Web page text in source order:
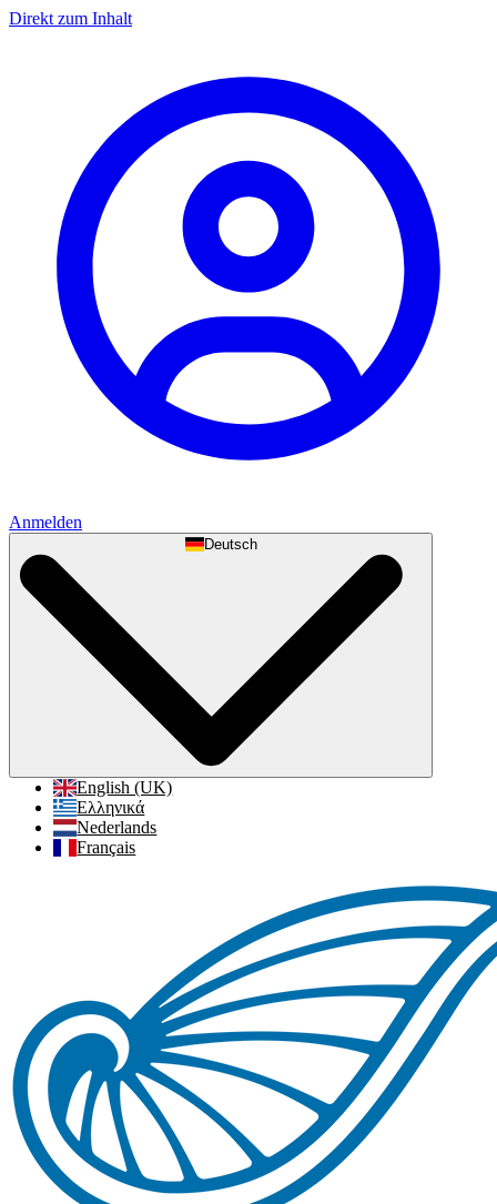
Direkt zum Inhalt
Anmelden
Deutsch
English (UK)
Ελληνικά
Nederlands
Français